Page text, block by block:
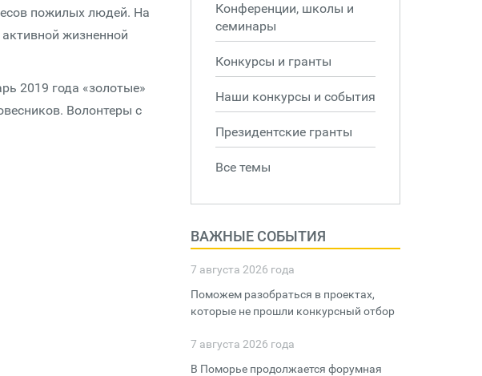
пожилых людей. На
жизненной
2019 года «золотые»
Волонтеры с
Конференции, школы и
семинары
Конкурсы и гранты
Наши конкурсы и события
Президентские гранты
Все темы
ВАЖНЫЕ СОБЫТИЯ
7 августа 2026 года
Поможем разобраться в проектах,
которые не прошли конкурсный отбор
7 августа 2026 года
В Поморье продолжается форумная